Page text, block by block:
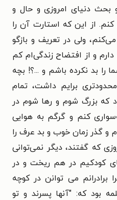
بحث دنیای امروزی و حال و
از این که استارت آن را
ولی در تعریف و بازگو
و از افتضاح زندگی‌ام کم
را بد نکرده باشم و ...؟! بچه
برایم داشت، تمام
که بزرگ شوم و رها شوم در
کنم و گرگم به هوایی
و گذر زمان خوب و بد عرف را
که گفتند، دیگر نمی‌توانی
کودکیم در هم ریخت و در
می توانن در کوچه
بود که: "آنها پسرند و تو